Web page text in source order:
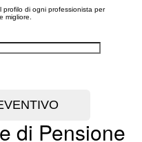
profilo di ogni professionista per
migliore.
di Pensione